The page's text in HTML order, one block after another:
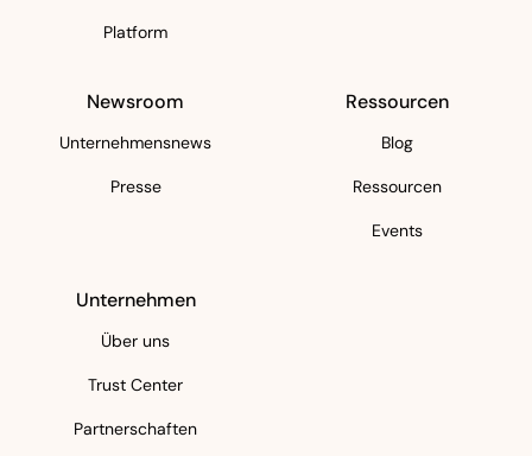
Platform
Newsroom
Unternehmensnews
Presse
Ressourcen
Blog
Ressourcen
Events
Unternehmen
Über uns
Trust Center
Partnerschaften